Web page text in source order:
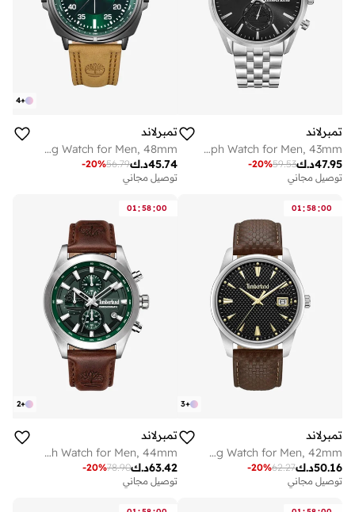
تمبرلاند
Sheepscot Black Dial Stainless Steel Bracelet Chronograph Watch for Men, 43mm
د.ك47.95
59.53
-20%
توصيل مجاني
+
4
تمبرلاند
Williston Green Dial Leather Strap Analog Watch for Men, 48mm
د.ك45.74
56.79
-20%
توصيل مجاني
01:58:00
+
3
تمبرلاند
Jahscepi Black Dial Leather Strap Analog Watch for Men, 42mm
د.ك50.16
62.27
-20%
توصيل مجاني
01:58:00
+
2
تمبرلاند
Ashmont Green Dial Leather Strap Chronograph Watch for Men, 44mm
د.ك63.42
78.90
-20%
توصيل مجاني